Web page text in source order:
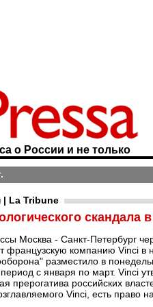
о России и не только
La Tribune
скандала
Москва - Санкт-Петербург
французскую компанию Vinci
разместило в
с января по март. Vinci
прерогатива российских
Vinci, есть право